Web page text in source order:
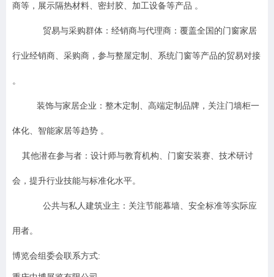
商等，展示隔热材料、密封胶、加工设备等产品 。
贸易与采购群体：经销商与代理商：覆盖全国的门窗家居
行业经销商、采购商，参与整屋定制、系统门窗等产品的贸易对接
。
装饰与家居企业：整木定制、高端定制品牌，关注门墙柜一
体化、智能家居等趋势 。
其他潜在参与者：设计师与教育机构、门窗安装赛、技术研讨
会，提升行业技能与标准化水平。
公共与私人建筑业主：关注节能幕墙、安全标准等实际应
用者。
博览会组委会联系方式: